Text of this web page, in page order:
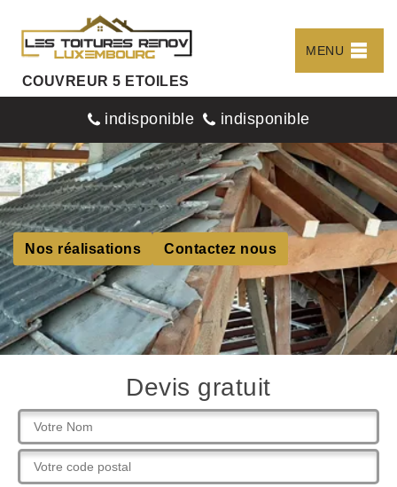
COUVREUR 5 ETOILES
MENU
indisponible indisponible
Nos réalisations Contactez nous
Devis gratuit